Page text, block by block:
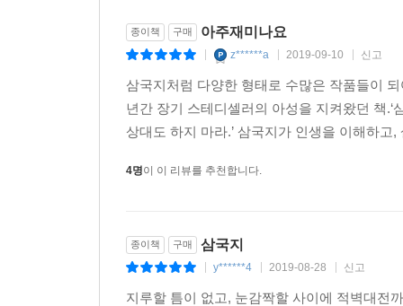
종이책 구매 아주재미나요
z******a 2019-09-10 신고
삼국지처럼 다양한 형태로 수많은 작품들이
년간 장기 스테디셀러의 아성을 지켜왔던 책
상대도 하지 마라.’ 삼국지가 인생을 이해하
4명이 이 리뷰를 추천합니다.
종이책 구매 삼국지
y******4 2019-08-28 신고
지루할 틈이 없고, 눈감짝할 사이에 적벽대전